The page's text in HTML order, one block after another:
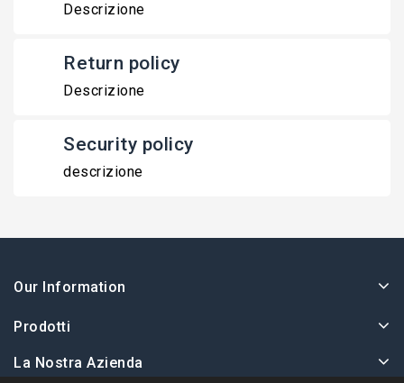
Descrizione
Return policy
Descrizione
Security policy
descrizione
Our Information
Prodotti
La Nostra Azienda